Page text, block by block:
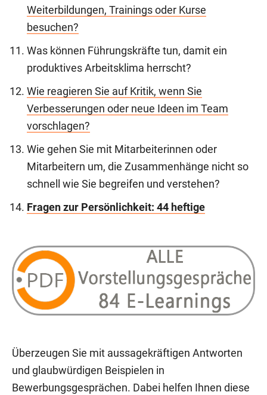
Weiterbildungen, Trainings oder Kurse
besuchen?
Was können Führungskräfte tun, damit ein
produktives Arbeitsklima herrscht?
Wie reagieren Sie auf Kritik, wenn Sie
Verbesserungen oder neue Ideen im Team
vorschlagen?
Wie gehen Sie mit Mitarbeiterinnen oder
Mitarbeitern um, die Zusammenhänge nicht so
schnell wie Sie begreifen und verstehen?
Fragen zur Persönlichkeit: 44 heftige
Überzeugen Sie mit aussagekräftigen Antworten
und glaubwürdigen Beispielen in
Bewerbungsgesprächen. Dabei helfen Ihnen diese